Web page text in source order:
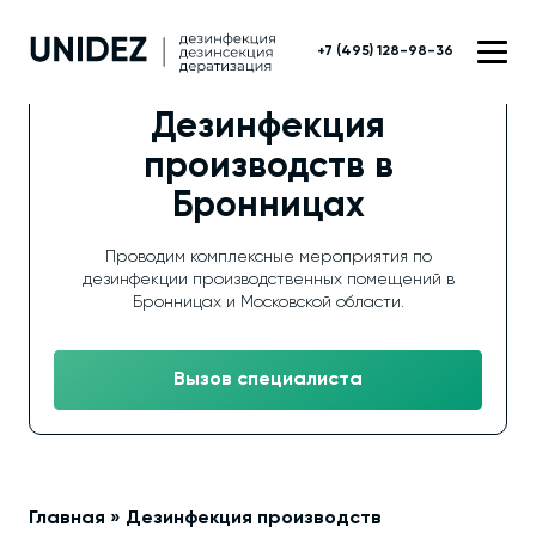
+7 (495) 128-98-36
Дезинфекция
производств в
Бронницах
Проводим комплексные мероприятия по
дезинфекции производственных помещений в
Бронницах и Московской области.
Вызов специалиста
Главная » Дезинфекция производств